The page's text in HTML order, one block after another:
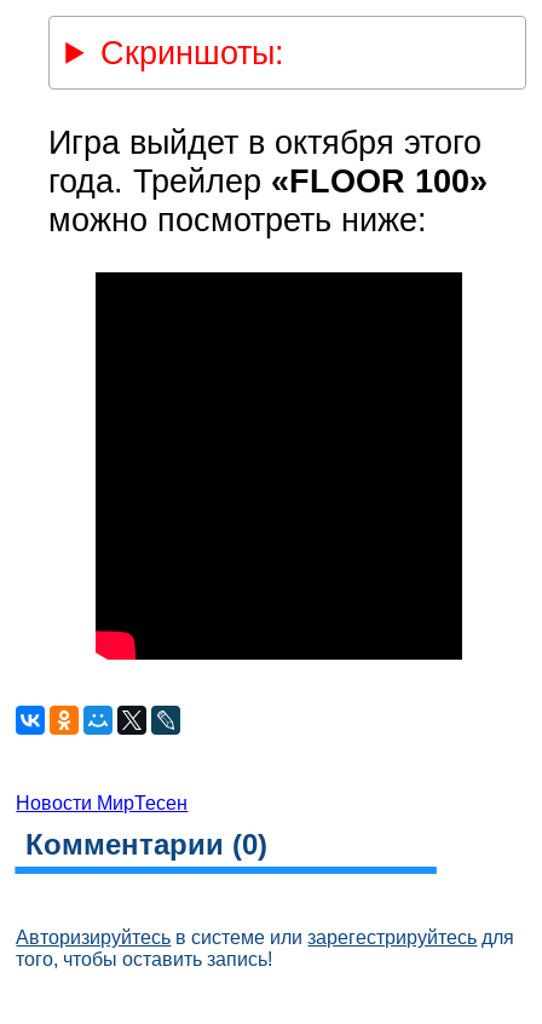
Скриншоты:
Игра выйдет в октября этого
года. Трейлер «FLOOR 100»
можно посмотреть ниже:
Новости МирТесен
Комментарии (0)
Авторизируйтесь в системе илизарегестрируйтесь для
того, чтобы оставить запись!